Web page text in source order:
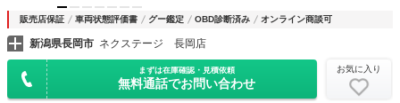
販売店保証 車両状態評価書 グー鑑定 OBD診断済み オンライン商談可
新潟県長岡市 ネクステージ 長岡店
まずは在庫確認・見積依頼
無料通話でお問い合わせ
お気に入り